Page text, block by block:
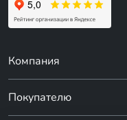
Компания
Покупателю